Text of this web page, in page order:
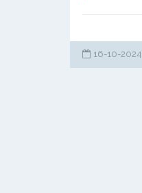
16-10-2024